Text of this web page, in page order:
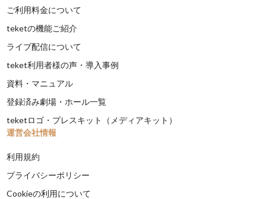
ご利用料金について
teketの機能ご紹介
ライブ配信について
teket利用者様の声・導入事例
資料・マニュアル
登録済み劇場・ホール一覧
teketロゴ・プレスキット（メディアキット）
運営会社情報
利用規約
プライバシーポリシー
Cookieの利用について